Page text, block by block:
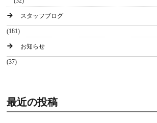
スタッフブログ
(181)
お知らせ
(37)
最近の投稿